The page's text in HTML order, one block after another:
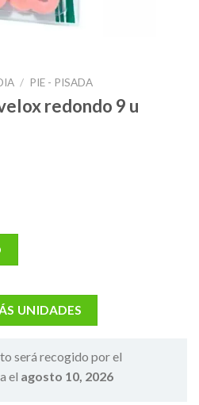
/ PIE - PISADA
redondo 9 u
UNIDADES
será recogido por el
el agosto 10, 2026